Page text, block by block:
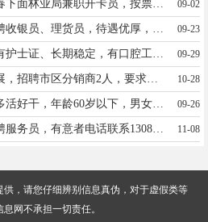
菜鸟快递公司招聘伊春下面林业局兼职开卡员，按票计费：翠峦、金山屯、五营、嘉荫、红星、带领有意者电话联系：13845821222于经理于老板19945931222 09-02
09-23
09-29
伊春桃李面包业务拓展，招聘市区分销商2人，要求男士，年龄45岁以下，会开车，沟通能力强，有一定执行能力，培训合格后上岗，月保底收入6000元以上，联系电话18249804455王经理18249804455 10-28
驿站招聘理货员件不多活好干，年龄60岁以下，男女不限，早9点，中午一小时休息李13351387123 09-26
伊美区河西火锅店招聘服务员，有意者电话联系13089613646我13089613646 11-08
，请您仔细辨别信息真伪，对于虚假类等
网不承担一切责任。